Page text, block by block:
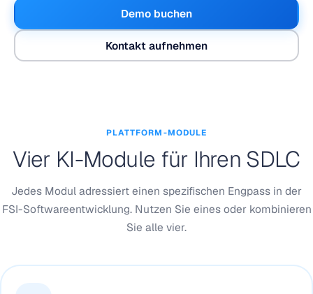
Demo buchen
Kontakt aufnehmen
PLATTFORM-MODULE
Vier KI-Module für Ihren SDLC
Jedes Modul adressiert einen spezifischen Engpass in der
FSI-Softwareentwicklung. Nutzen Sie eines oder kombinieren
Sie alle vier.